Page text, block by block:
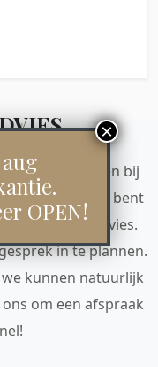
eetkamerstoelen bij
vloer past? U bent
deskundig advies.
in te plannen.
kunnen natuurlijk
om een afspraak
OPEN!